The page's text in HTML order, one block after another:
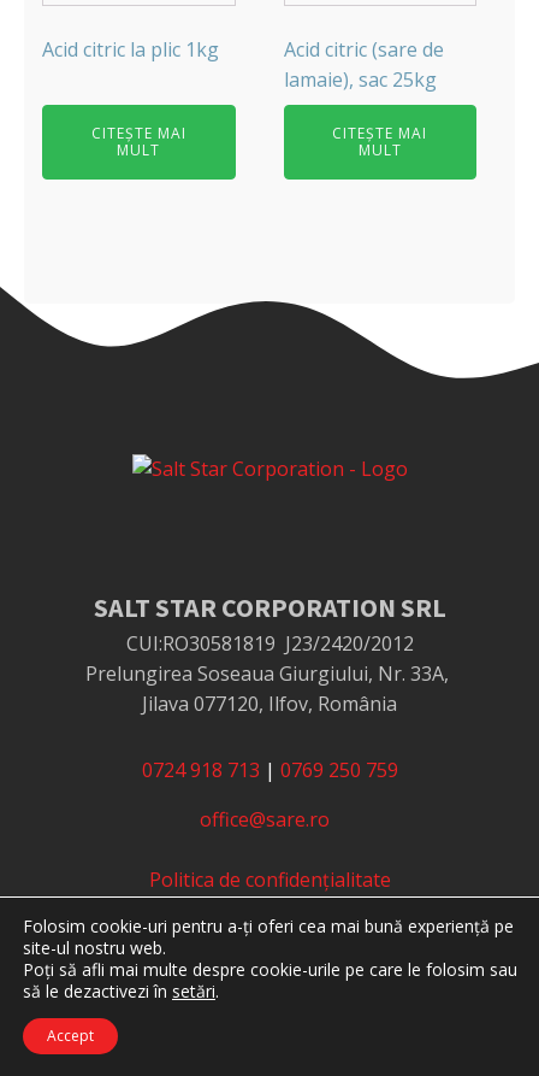
Acid citric la plic 1kg
CITEȘTE MAI
MULT
Acid citric (sare de
lamaie), sac 25kg
CITEȘTE MAI
MULT
SALT STAR CORPORATION SRL
CUI:RO30581819 J23/2420/2012
Prelungirea Soseaua Giurgiului, Nr. 33A,
Jilava 077120, Ilfov, România
0724 918 713 | 0769 250 759
office@sare.ro
Politica de confidențialitate
Termeni și condiții
Protecția consumatorilor - ANPC
Soluționarea online a litigiilor - SOL
Folosim cookie-uri pentru a-ți oferi cea mai bună experiență pe
site-ul nostru web.
Poți să afli mai multe despre cookie-urile pe care le folosim sau
să le dezactivezi în setări.
Accept